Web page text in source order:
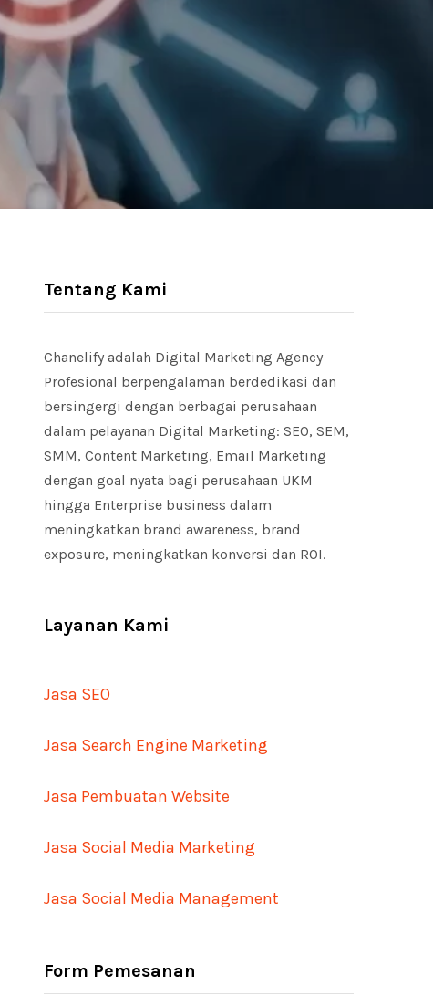
Tentang Kami
Chanelify adalah Digital Marketing Agency
Profesional berpengalaman berdedikasi dan
bersingergi dengan berbagai perusahaan
dalam pelayanan Digital Marketing: SEO, SEM,
SMM, Content Marketing, Email Marketing
dengan goal nyata bagi perusahaan UKM
hingga Enterprise business dalam
meningkatkan brand awareness, brand
exposure, meningkatkan konversi dan ROI.
Layanan Kami
Jasa SEO
Jasa Search Engine Marketing
Jasa Pembuatan Website
Jasa Social Media Marketing
Jasa Social Media Management
Form Pemesanan